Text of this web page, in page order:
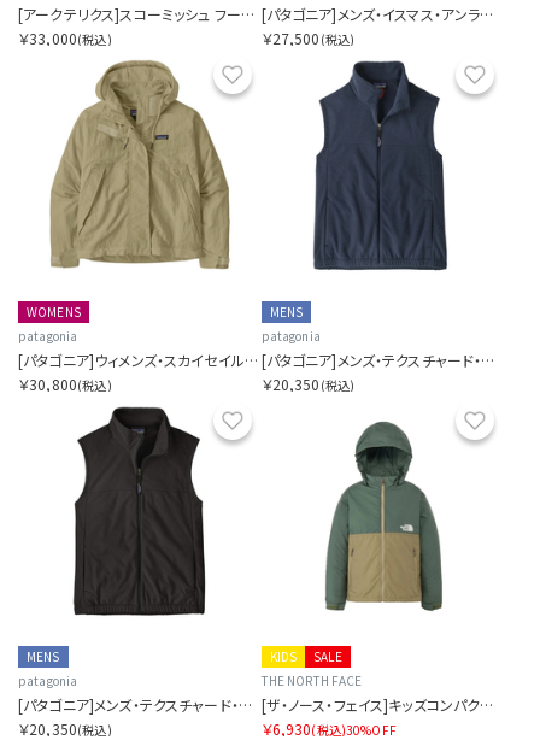
[アークテリクス]スコーミッシュ フーディ メンズ
￥33,000(税込)
[パタゴニア]メンズ・イスマス・アンラインド・ジャケット
￥27,500 (税込)
お気に入り
WOMENS
patagonia
[パタゴニア]ウィメンズ・スカイセイル・ジャケット
￥30,800(税込)
MENS
patagonia
[パタゴニア]メンズ・テクスチャード・フリース・ベスト
￥20,350 (税込)
お気に入り
MENS
patagonia
[パタゴニア]メンズ・テクスチャード・フリース・ベスト
￥20,350(税込)
SALE
KIDS
THE NORTH FACE
[ザ・ノース・フェイス]キッズコンパクトジャケット
￥6,930(税込)30%OFF